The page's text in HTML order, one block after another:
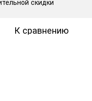
К сравнению